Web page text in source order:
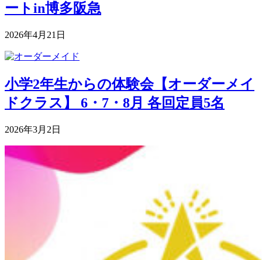
ートin博多阪急
2026年4月21日
小学2年生からの体験会【オーダーメイ
ドクラス】 6・7・8月 各回定員5名
2026年3月2日